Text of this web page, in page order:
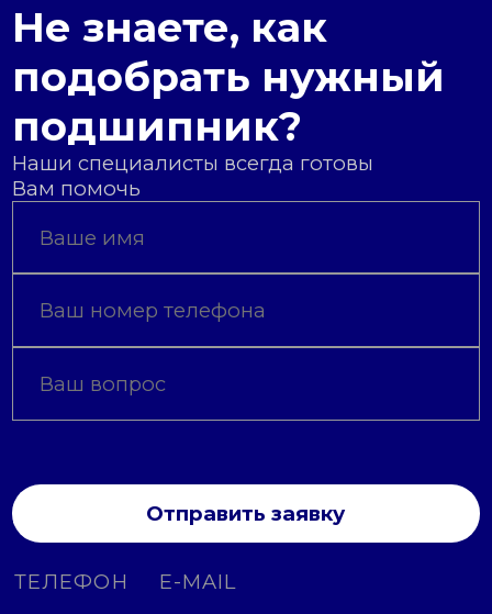
Не знаете, как
подобрать нужный
подшипник?
Наши специалисты всегда готовы
Вам помочь
Отправить заявку
ТЕЛЕФОН E-MAIL